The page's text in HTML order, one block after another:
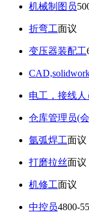
机械制图员
折弯工面议
变压器装配工
电工，接线人
仓库管理员(
氩弧焊工面议
打磨拉丝面议
机修工面议
中控员4800-